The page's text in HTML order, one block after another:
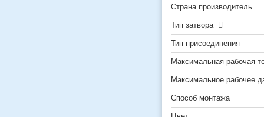
Страна производитель
Тип затвора
Тип присоединения
Максимальная рабочая
Максимальное рабочее
Способ монтажа